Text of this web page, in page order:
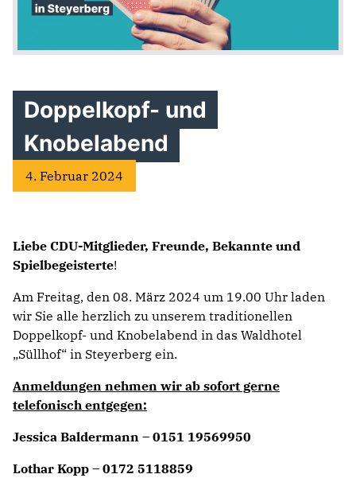
Doppelkopf- und
Knobelabend
4. Februar 2024
Liebe CDU-Mitglieder, Freunde, Bekannte und
Spielbegeisterte!
Am Freitag, den 08. März 2024 um 19.00 Uhr laden
wir Sie alle herzlich zu unserem traditionellen
Doppelkopf- und Knobelabend in das Waldhotel
„Süllhof“ in Steyerberg ein.
Anmeldungen nehmen wir ab sofort gerne
telefonisch entgegen:
Jessica Baldermann – 0151 19569950
Lothar Kopp – 0172 5118859